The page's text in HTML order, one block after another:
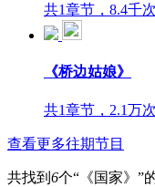
共1章节，8.4千
《桥边姑娘》
共1章节，2.1万
查看更多往期节目
共找到 6个“《国家》”